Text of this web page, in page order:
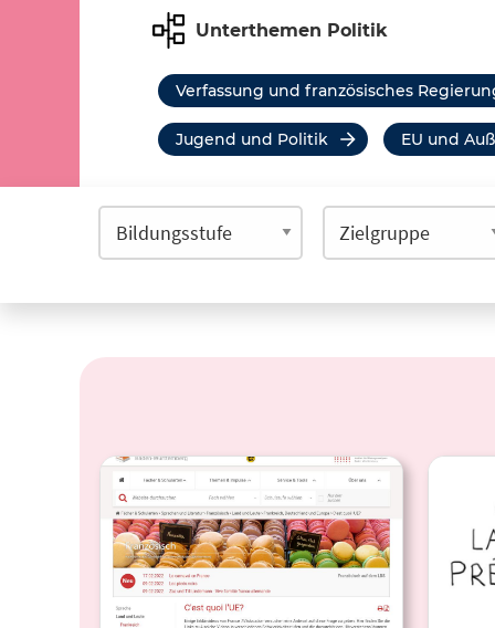
Unterthemen Politik
Verfassung und französisches
Jugend und Politik EU und